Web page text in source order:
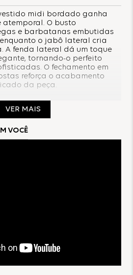
midi bordado ganha
atemporal. O busto
e barbatanas embutidas
o jabô lateral cria
A fenda lateral dá um toque
tornando-o perfeito
O fechamento em
reforça o acabamento
da peça.
VER MAIS
VOCÊ